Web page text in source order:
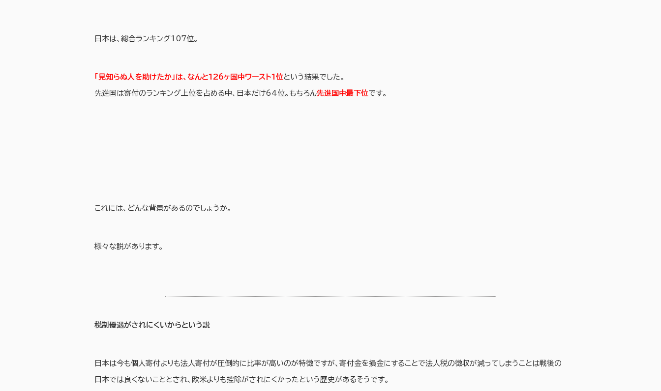
日本は、総合ランキング107位。
「見知らぬ人を助けたか」は、なんと126ヶ国中ワースト1位 という結果でした。
先進国は寄付のランキング上位を占める中、日本だけ64位。もちろん先進国中最下位です。
これには、どんな背景があるのでしょうか。
様々な説があります。
税制優遇がされにくいからという説
日本は今も個人寄付よりも法人寄付が圧倒的に比率が高いのが特徴ですが、寄付金を損金にすることで法人税の徴収が減ってしまうことは戦後の
日本では良くないこととされ、欧米よりも控除がされにくかったという歴史があるそうです。